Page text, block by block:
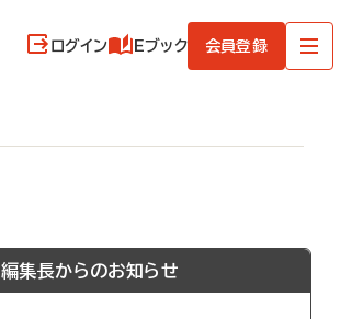
ログイン Eブック 会員登録
編集長からのお知らせ